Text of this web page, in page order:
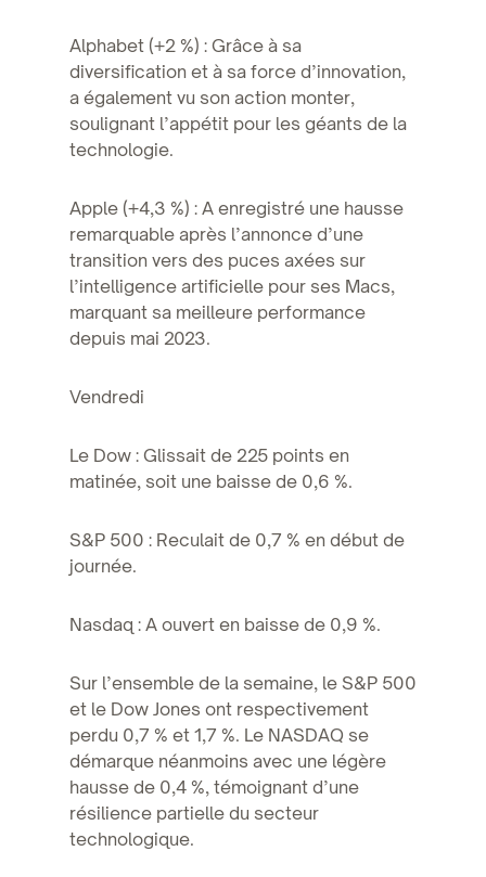
Alphabet (+2 %) : Grâce à sa
diversification et à sa force d’innovation,
a également vu son action monter,
soulignant l’appétit pour les géants de la
technologie.
Apple (+4,3 %) : A enregistré une hausse
remarquable après l’annonce d’une
transition vers des puces axées sur
l’intelligence artificielle pour ses Macs,
marquant sa meilleure performance
depuis mai 2023.
Vendredi
Le Dow : Glissait de 225 points en
matinée, soit une baisse de 0,6 %.
S&P 500 : Reculait de 0,7 % en début de
journée.
Nasdaq : A ouvert en baisse de 0,9 %.
Sur l’ensemble de la semaine, le S&P 500
et le Dow Jones ont respectivement
perdu 0,7 % et 1,7 %. Le NASDAQ se
démarque néanmoins avec une légère
hausse de 0,4 %, témoignant d’une
résilience partielle du secteur
technologique.